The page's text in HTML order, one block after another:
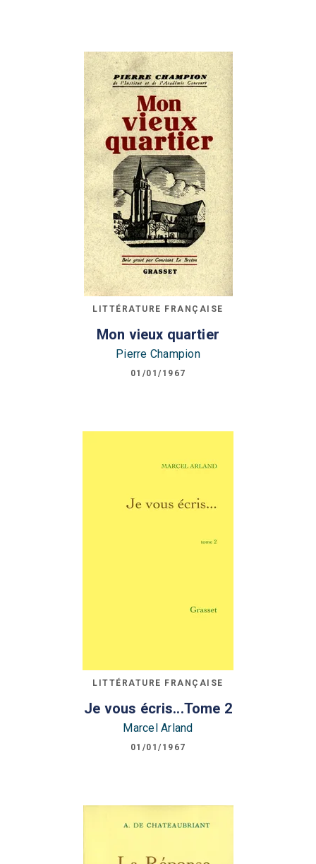
LITTÉRATURE FRANÇAISE
Mon vieux quartier
Pierre Champion
01/01/1967
LITTÉRATURE FRANÇAISE
Je vous écris...Tome 2
Marcel Arland
01/01/1967